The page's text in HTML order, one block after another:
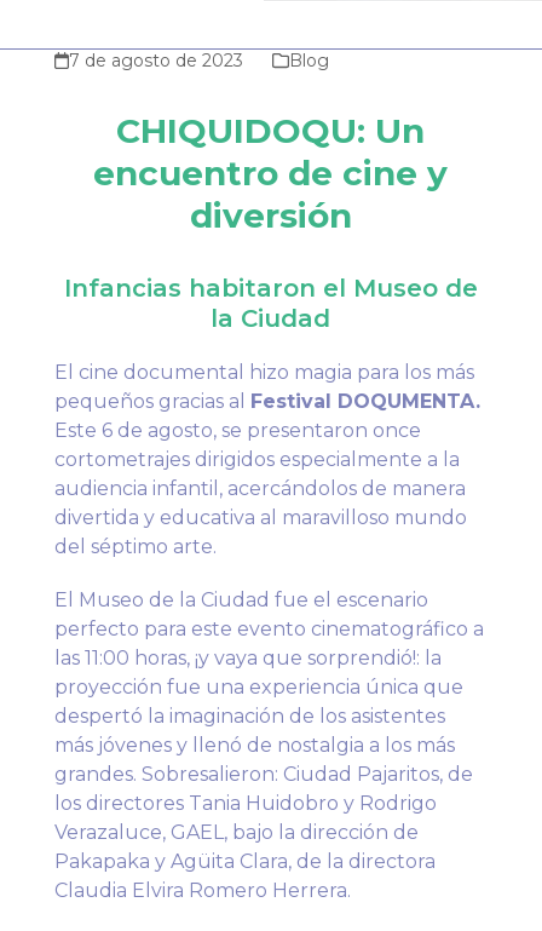
7 de agosto de 2023 Blog
CHIQUIDOQU: Un
encuentro de cine y
diversión
Infancias habitaron el Museo de
la Ciudad
El cine documental hizo magia para los más
pequeños gracias al Festival DOQUMENTA.
Este 6 de agosto, se presentaron once
cortometrajes dirigidos especialmente a la
audiencia infantil, acercándolos de manera
divertida y educativa al maravilloso mundo
del séptimo arte.
El Museo de la Ciudad fue el escenario
perfecto para este evento cinematográfico a
las 11:00 horas, ¡y vaya que sorprendió!: la
proyección fue una experiencia única que
despertó la imaginación de los asistentes
más jóvenes y llenó de nostalgia a los más
grandes. Sobresalieron: Ciudad Pajaritos, de
los directores Tania Huidobro y Rodrigo
Verazaluce, GAEL, bajo la dirección de
Pakapaka y Agüita Clara, de la directora
Claudia Elvira Romero Herrera.